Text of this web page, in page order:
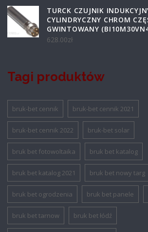
TURCK CZUJNIK
CYLINDRYCZNY CHROM
GWINTOWANY
628.00zł
Tagi produktów
bruk-bet cennik bruk-bet cennik 2021
bruk-bet cennik 2022 bruk-bet solar
bruk bet fotowoltaika bruk bet katalog
bruk bet katalog 2021 bruk bet nowy targ
bruk bet ogrodzenia bruk bet panele
bruk bet tarnow bruk bet łódź